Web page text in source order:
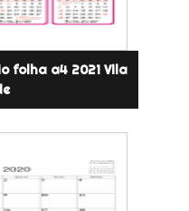
folha a4 2021 Vila